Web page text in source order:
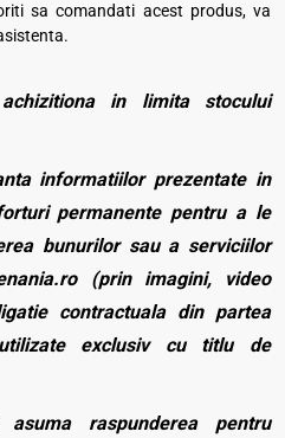
sa comandati acest produs, va
in limita stocului
informatiilor prezentate in
permanente pentru a le
bunurilor sau a serviciilor
(prin imagini, video
contractuala din partea
exclusiv cu titlu de
raspunderea pentru